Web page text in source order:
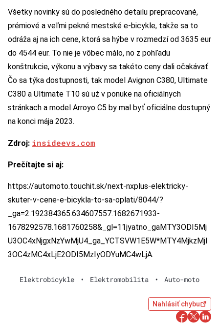
Všetky novinky sú do posledného detailu prepracované,
prémiové a veľmi pekné mestské e-bicykle, takže sa to
odráža aj na ich cene, ktorá sa hýbe v rozmedzí od 3635 eur
do 4544 eur. To nie je vôbec málo, no z pohľadu
konštrukcie, výkonu a výbavy sa takéto ceny dali očakávať.
Čo sa týka dostupnosti, tak model Avignon C380, Ultimate
C380 a Ultimate T10 sú už v ponuke na oficiálnych
stránkach a model Arroyo C5 by mal byť oficiálne dostupný
na konci mája 2023.
Zdroj: insideevs.com
Prečítajte si aj:
https://automoto.touchit.sk/next-nxplus-elektricky-
skuter-v-cene-e-bicykla-to-sa-oplati/8044/?
_ga=2.192384365.634607557.1682671933-
1678292578.1681760258&_gl=11jyatno_gaMTY3ODI5Mj
U3OC4xNjgxNzYwMjU4_ga_YCTSVW1E5W*MTY4MjkzMjI
3OC4zMC4xLjE2ODI5MzIyODYuMC4wLjA.
Elektrobicykle • Elektromobilita • Auto-moto
Nahlásiť chybu